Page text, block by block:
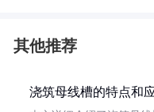
其他推荐
浇筑母线槽的特点和